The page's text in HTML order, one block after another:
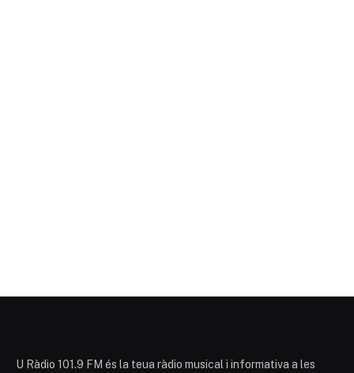
U Ràdio 101.9 FM és la teua ràdio musical i informativa a les